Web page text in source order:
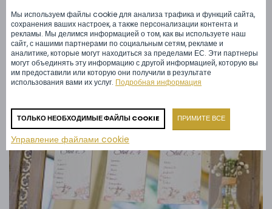
Мы используем файлы cookie для анализа трафика и функций сайта,
сохранения ваших настроек, а также персонализации контента и
рекламы. Мы делимся информацией о том, как вы используете наш
сайт, с нашими партнерами по социальным сетям, рекламе и
аналитике, которые могут находиться за пределами ЕС. Эти партнеры
могут объединять эту информацию с другой информацией, которую вы
им предоставили или которую они получили в результате
использования вами их услуг. Подробная информация
ТОЛЬКО НЕОБХОДИМЫЕ ФАЙЛЫ COOKIE ПРИМИТЕ ВСЕ
Управление файлами cookie